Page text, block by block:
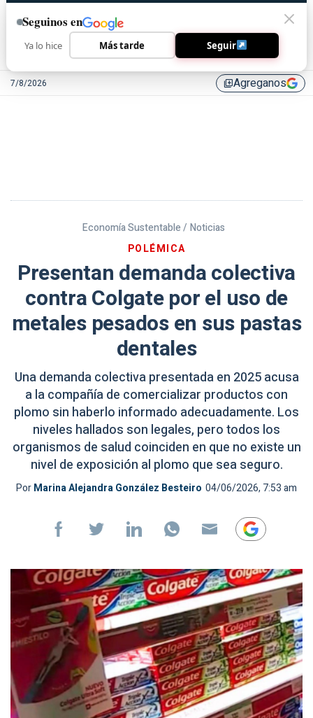
7/8/2026 library_addAgreganos
Economía Sustentable / Noticias
POLÉMICA
Presentan demanda colectiva
contra Colgate por el uso de
metales pesados en sus pastas
dentales
Una demanda colectiva presentada en 2025 acusa
a la compañía de comercializar productos con
plomo sin haberlo informado adecuadamente. Los
niveles hallados son legales, pero todos los
organismos de salud coinciden en que no existe un
nivel de exposición al plomo que sea seguro.
PorMarina Alejandra González Besteiro 04/06/2026, 7:53 am
Seguinos en
Ya lo hice Más tarde Seguir